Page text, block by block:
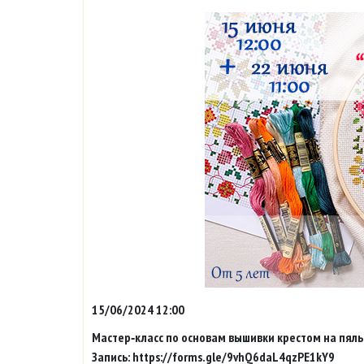
15/06/2024 12:00
Мастер‑класс по основам вышивки крестом на
Запись: https://forms.gle/9vhQ6daL4qzPE1kY9